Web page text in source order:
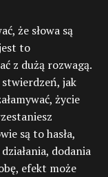
że słowa są
to
z dużą rozwagą.
jak
życie
są to hasła,
dodania
efekt może